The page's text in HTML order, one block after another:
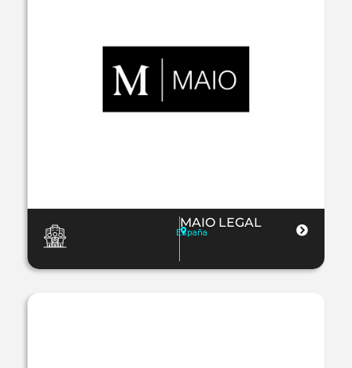
MAIO LEGAL
España